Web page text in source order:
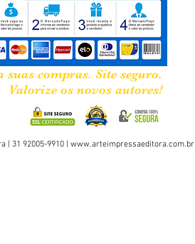
suas compras. Site seguro.
Valorize os novos autores!
| 31 92005-9910 | www.arteimpressaeditora.com.br